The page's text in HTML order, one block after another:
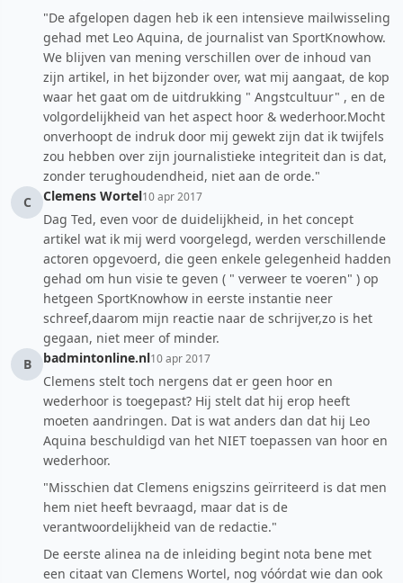
"De afgelopen dagen heb ik een intensieve mailwisseling
gehad met Leo Aquina, de journalist van SportKnowhow.
We blijven van mening verschillen over de inhoud van
zijn artikel, in het bijzonder over, wat mij aangaat, de kop
waar het gaat om de uitdrukking " Angstcultuur" , en de
volgordelijkheid van het aspect hoor & wederhoor.Mocht
onverhoopt de indruk door mij gewekt zijn dat ik twijfels
zou hebben over zijn journalistieke integriteit dan is dat,
zonder terughoudendheid, niet aan de orde."
C
Clemens Wortel10 apr 2017
Dag Ted, even voor de duidelijkheid, in het concept
artikel wat ik mij werd voorgelegd, werden verschillende
actoren opgevoerd, die geen enkele gelegenheid hadden
gehad om hun visie te geven ( " verweer te voeren" ) op
hetgeen SportKnowhow in eerste instantie neer
schreef,daarom mijn reactie naar de schrijver,zo is het
gegaan, niet meer of minder.
B
badmintonline.nl10 apr 2017
Clemens stelt toch nergens dat er geen hoor en
wederhoor is toegepast? Hij stelt dat hij erop heeft
moeten aandringen. Dat is wat anders dan dat hij Leo
Aquina beschuldigd van het NIET toepassen van hoor en
wederhoor.
"Misschien dat Clemens enigszins geïrriteerd is dat men
hem niet heeft bevraagd, maar dat is de
verantwoordelijkheid van de redactie."
De eerste alinea na de inleiding begint nota bene met
een citaat van Clemens Wortel, nog vóórdat wie dan ook